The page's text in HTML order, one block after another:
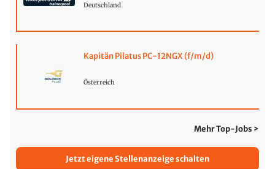
Deutschland
Kapitän Pilatus PC-12NGX (f/m/d)
Österreich
Mehr Top-Jobs >
Jetzt eigene Stellenanzeige schalten